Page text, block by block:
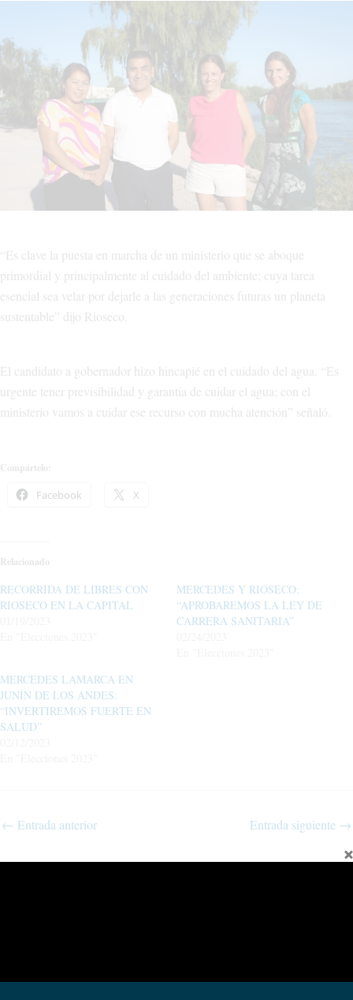
“Es clave la puesta en marcha de un ministerio que se aboque
primordial y principalmente al cuidado del ambiente; cuya tarea
esencial sea velar por dejarle a las generaciones futuras un planeta
sustentable” dijo Rioseco.
El candidato a gobernador hizo hincapié en el cuidado del agua. “Es
urgente tener previsibilidad y garantía de cuidar el agua; con el
ministerio vamos a cuidar ese recurso con mucha atención” señaló.
Compártelo:
Facebook X
Relacionado
RECORRIDA DE LIBRES CON
RIOSECO EN LA CAPITAL
MERCEDES Y RIOSECO:
“APROBAREMOS LA LEY DE
CARRERA SANITARIA”
MERCEDES LAMARCA EN
JUNÍN DE LOS ANDES:
“INVERTIREMOS FUERTE EN
SALUD”
← Entrada anterior Entrada siguiente →